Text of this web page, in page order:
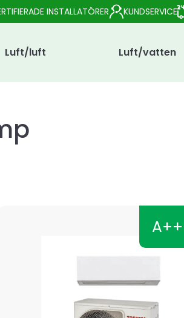
INSTALLATÖRER KUNDSERVICE
Luft/luft Luft/vatten